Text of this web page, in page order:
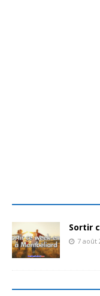
Sortir
7 août